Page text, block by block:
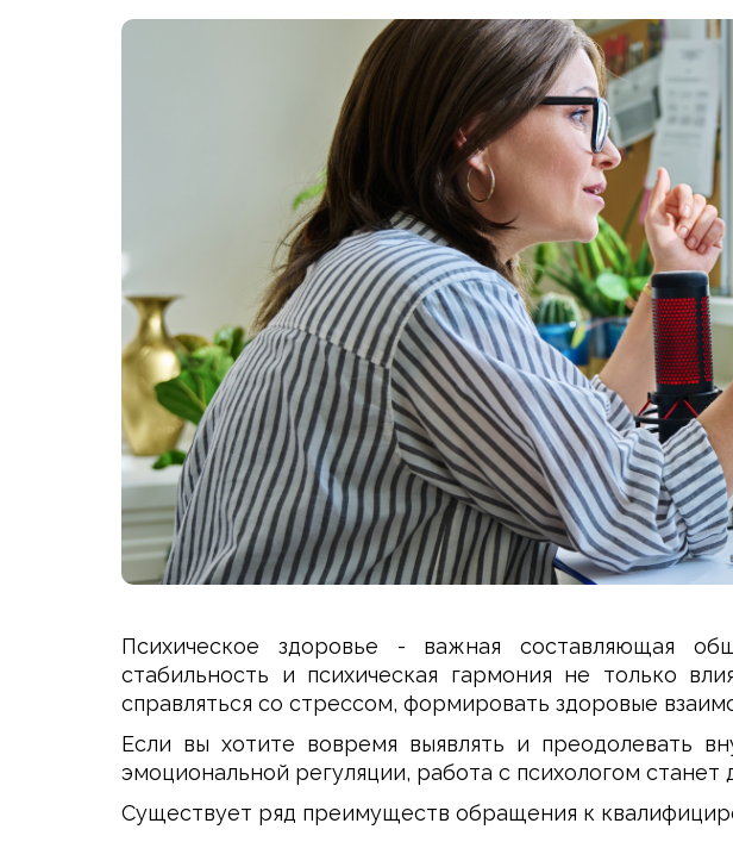
Психическое здоровье - важная составляющая
стабильность и психическая гармония не только
справляться со стрессом, формировать здоровые
Если вы хотите вовремя выявлять и преодолевать
эмоциональной регуляции, работа с психологом
Существует ряд преимуществ обращения к